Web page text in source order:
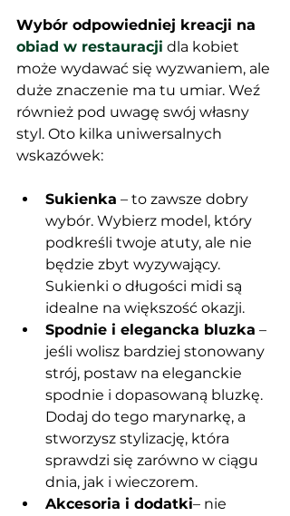
Wybór odpowiedniej kreacji na
obiad w restauracji dla kobiet
może wydawać się wyzwaniem, ale
duże znaczenie ma tu umiar. Weź
również pod uwagę swój własny
styl. Oto kilka uniwersalnych
wskazówek:
Sukienka – to zawsze dobry
wybór. Wybierz model, który
podkreśli twoje atuty, ale nie
będzie zbyt wyzywający.
Sukienki o długości midi są
idealne na większość okazji.
Spodnie i elegancka bluzka –
jeśli wolisz bardziej stonowany
strój, postaw na eleganckie
spodnie i dopasowaną bluzkę.
Dodaj do tego marynarkę, a
stworzysz stylizację, która
sprawdzi się zarówno w ciągu
dnia, jak i wieczorem.
Akcesoria i dodatki– nie